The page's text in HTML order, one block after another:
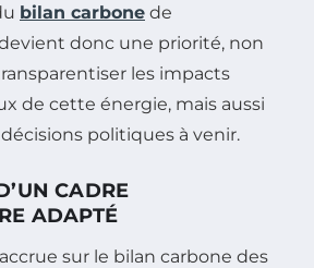
bilan carbone de
donc une priorité, non
les impacts
de cette énergie, mais aussi
politiques à venir.
CADRE
ADAPTÉ
sur le bilan carbone des